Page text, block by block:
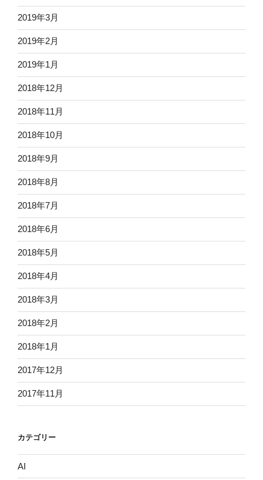
2019年3月
2019年2月
2019年1月
2018年12月
2018年11月
2018年10月
2018年9月
2018年8月
2018年7月
2018年6月
2018年5月
2018年4月
2018年3月
2018年2月
2018年1月
2017年12月
2017年11月
カテゴリー
AI